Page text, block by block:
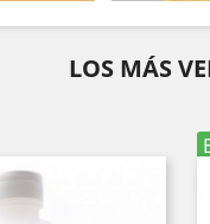
LOS MÁS